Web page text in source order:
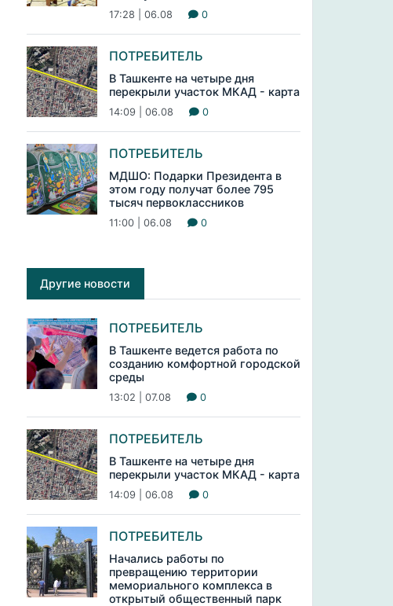
17:28 | 06.08 0
ПОТРЕБИТЕЛЬ
В Ташкенте на четыре дня
перекрыли участок МКАД - карта
14:09 | 06.08 0
ПОТРЕБИТЕЛЬ
МДШО: Подарки Президента в
этом году получат более 795
тысяч первоклассников
11:00 | 06.08 0
Другие новости
ПОТРЕБИТЕЛЬ
В Ташкенте ведется работа по
созданию комфортной городской
среды
13:02 | 07.08 0
ПОТРЕБИТЕЛЬ
В Ташкенте на четыре дня
перекрыли участок МКАД - карта
14:09 | 06.08 0
ПОТРЕБИТЕЛЬ
Начались работы по
превращению территории
мемориального комплекса в
открытый общественный парк